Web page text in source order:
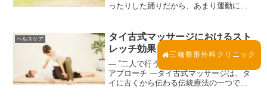
ったりした踊りだから、あまり運動にな
ラダンスは全身を使う有酸素運動であ
り、運動量の観点からも...
ヘルスケア
タイ古式マッサージにおけるスト
レッチ効果とは
― “二人で行うヨガ”がもたらす身体への
アプローチ ―タイ古式マッサージは、タ
イに古くから伝わる伝統療法の一つで、
三輪整形外科クリニック